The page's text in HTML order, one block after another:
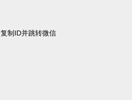
复制ID并跳转微信